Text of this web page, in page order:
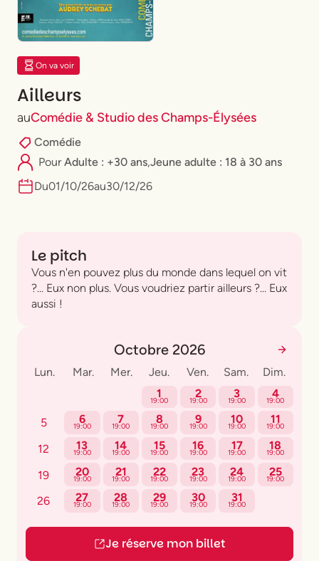
On va voir
Ailleurs
auComédie & Studio des Champs-Élysées
Comédie
PourAdulte : +30 ans,⁠Jeune adulte : 18 à 30 ans
Du01/10/26au30/12/26
Le pitch
Vous n'en pouvez plus du monde dans lequel on vit
?... Eux non plus. Vous voudriez partir ailleurs ?... Eux
aussi !
Octobre 2026
Lun. Mar. Mer. Jeu. Ven. Sam.
Dim.
1
19:00
2
19:00
3
19:00
4
19:00
5 6
19:00
7
19:00
8
19:00
9
19:00
10
19:00
11
19:00
12 13
19:00
14
19:00
15
19:00
16
19:00
17
19:00
18
19:00
19 20
19:00
21
19:00
22
19:00
23
19:00
24
19:00
25
19:00
26 27
19:00
28
19:00
29
19:00
30
19:00
31
19:00
Je réserve mon billet